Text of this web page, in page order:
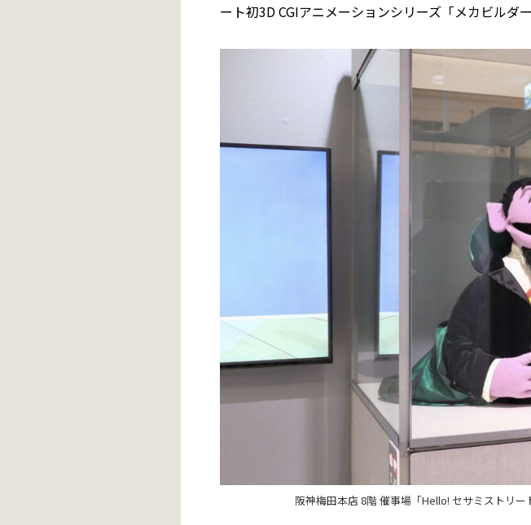
ート初3D CGIアニメーションシリーズ「メカビルダ
阪神梅田本店 8階 催事場「Hello! セサミストリ